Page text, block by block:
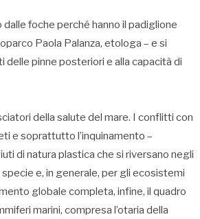
foche perché hanno il padiglione
Paola Palanza, etologa – e si
delle pinne posteriori e alla capacità di
della salute del mare. I conflitti con
e soprattutto l’inquinamento –
di natura plastica che si riversano negli
e, in generale, per gli ecosistemi
globale completa, infine, il quadro
marini, compresa l’otaria della